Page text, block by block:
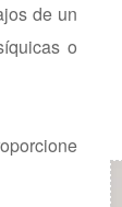
de un
o